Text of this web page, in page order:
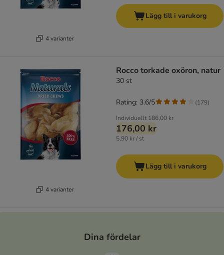
4 varianter
Lägg till i varukorg
4 varianter
Rocco torkade oxöron, natur
30 st
Individuellt 186,00 kr
176,00 kr
5,90 kr / st
Rating: 3.6/5 (179)
Lägg till i varukorg
Dina fördelar